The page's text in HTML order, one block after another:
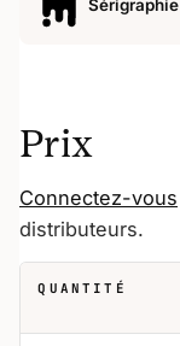
Sérigraphie
Prix
Connectez-vous
distributeurs.
QUANTITÉ